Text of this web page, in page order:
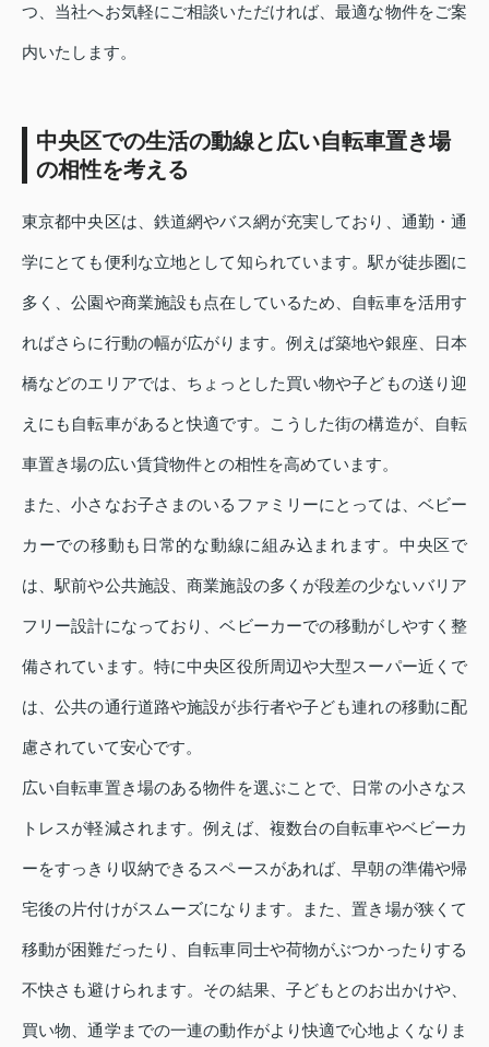
つ、当社へお気軽にご相談いただければ、最適な物件をご案
内いたします。
中央区での生活の動線と広い自転車置き場
の相性を考える
東京都中央区は、鉄道網やバス網が充実しており、通勤・通
学にとても便利な立地として知られています。駅が徒歩圏に
多く、公園や商業施設も点在しているため、自転車を活用す
ればさらに行動の幅が広がります。例えば築地や銀座、日本
橋などのエリアでは、ちょっとした買い物や子どもの送り迎
えにも自転車があると快適です。こうした街の構造が、自転
車置き場の広い賃貸物件との相性を高めています。
また、小さなお子さまのいるファミリーにとっては、ベビー
カーでの移動も日常的な動線に組み込まれます。中央区で
は、駅前や公共施設、商業施設の多くが段差の少ないバリア
フリー設計になっており、ベビーカーでの移動がしやすく整
備されています。特に中央区役所周辺や大型スーパー近くで
は、公共の通行道路や施設が歩行者や子ども連れの移動に配
慮されていて安心です。
広い自転車置き場のある物件を選ぶことで、日常の小さなス
トレスが軽減されます。例えば、複数台の自転車やベビーカ
ーをすっきり収納できるスペースがあれば、早朝の準備や帰
宅後の片付けがスムーズになります。また、置き場が狭くて
移動が困難だったり、自転車同士や荷物がぶつかったりする
不快さも避けられます。その結果、子どもとのお出かけや、
買い物、通学までの一連の動作がより快適で心地よくなりま